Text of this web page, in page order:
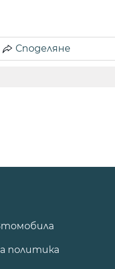
Споделяне
политика